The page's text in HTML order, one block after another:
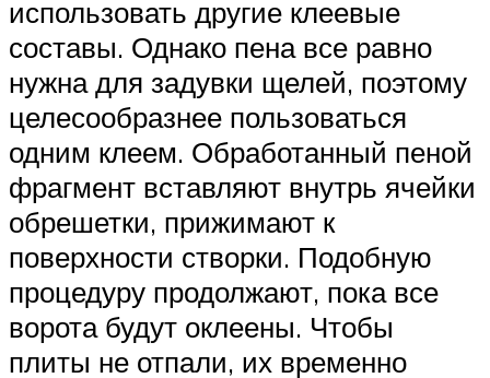
использовать другие клеевые
составы. Однако пена все равно
нужна для задувки щелей, поэтому
целесообразнее пользоваться
одним клеем. Обработанный пеной
фрагмент вставляют внутрь ячейки
обрешетки, прижимают к
поверхности створки. Подобную
процедуру продолжают, пока все
ворота будут оклеены. Чтобы
плиты не отпали, их временно